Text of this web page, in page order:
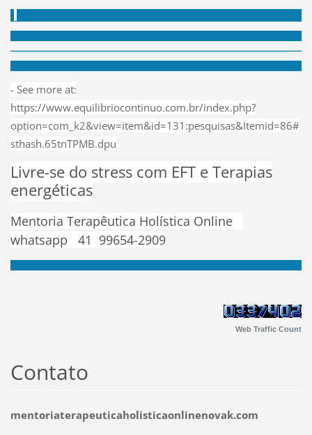
- See more at:
https://www.equilibriocontinuo.com.br/index.php?
option=com_k2&view=item&id=131:pesquisas&Itemid=86#
sthash.65tnTPMB.dpu
Livre-se do stress com EFT e Terapias
energéticas
Mentoria Terapêutica Holística Online
whatsapp 41 99654-2909
Web Traffic Count
Contato
mentoriaterapeuticaholisticaonlinenovak.com